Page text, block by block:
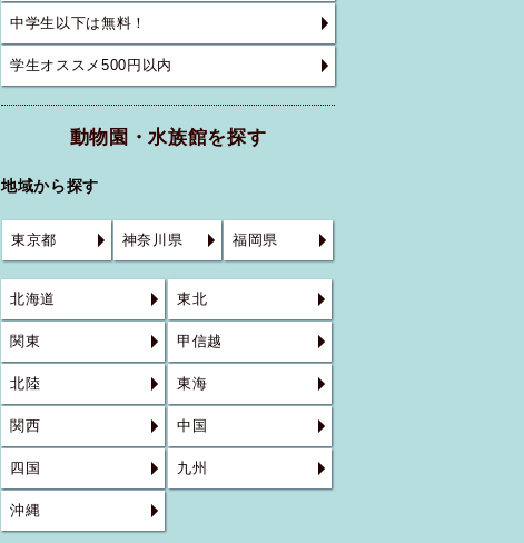
中学生以下は無料！
学生オススメ500円以内
動物園・水族館を探す
地域から探す
東京都 神奈川県 福岡県
北海道 東北
関東 甲信越
北陸 東海
関西 中国
四国 九州
沖縄